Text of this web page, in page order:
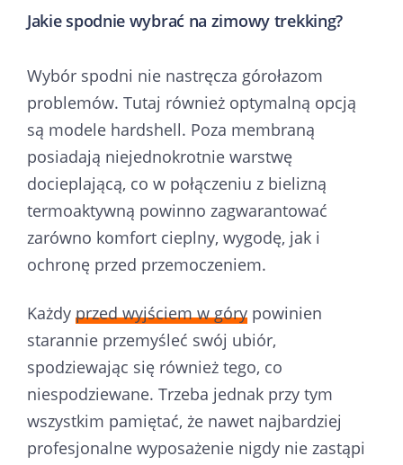
Jakie spodnie wybrać na zimowy trekking?
Wybór spodni nie nastręcza górołazom
problemów. Tutaj również optymalną opcją
są modele hardshell. Poza membraną
posiadają niejednokrotnie warstwę
docieplającą, co w połączeniu z bielizną
termoaktywną powinno zagwarantować
zarówno komfort cieplny, wygodę, jak i
ochronę przed przemoczeniem.
Każdy przed wyjściem w góry powinien
starannie przemyśleć swój ubiór,
spodziewając się również tego, co
niespodziewane. Trzeba jednak przy tym
wszystkim pamiętać, że nawet najbardziej
profesjonalne wyposażenie nigdy nie zastąpi